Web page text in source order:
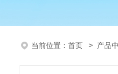
当前位置： 首页 > 产品